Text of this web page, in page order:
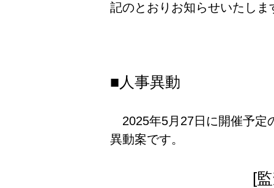
記のとおりお知らせいたしま
■人事異動
2025年5月27日に開催予定
異動案です。
[